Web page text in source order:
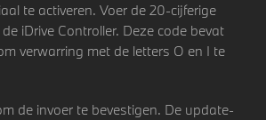
te activeren. Voer de 20-cijferige
iDrive Controller. Deze code bevat
verwarring met de letters O en I te
de invoer te bevestigen. De update-